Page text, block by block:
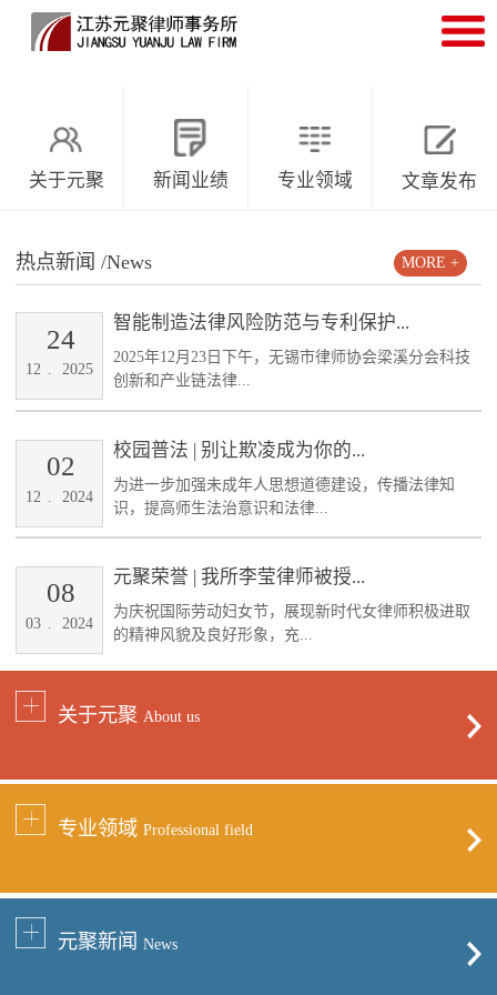
关于元聚 新闻业绩 专业领域 文章发布
热点新闻 /News
智能制造法律风险防范与专利保护...
2025年12月23日下午，无锡市律师协会梁溪分会科技
创新和产业链法律...
12 . 2025
24
校园普法 | 别让欺凌成为你的...
为进一步加强未成年人思想道德建设，传播法律知
识，提高师生法治意识和法律...
12 2024
02
元聚荣誉 | 我所李莹律师被授...
为庆祝国际劳动妇女节，展现新时代女律师积极进取
的精神风貌及良好形象，充...
03 2024
08
MORE +
关于元聚 About us
专业领域 Professional field
元聚新闻 News